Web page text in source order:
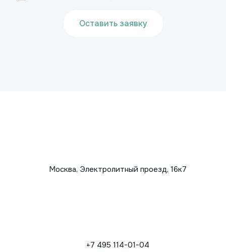
Оставить заявку
Москва, Электролитный проезд, 16к7
+7 495 114-01-04